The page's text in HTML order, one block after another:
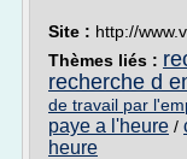
Site : http://
Thèmes liés :
recherche d
de travail par
paye a l'heure /
heure